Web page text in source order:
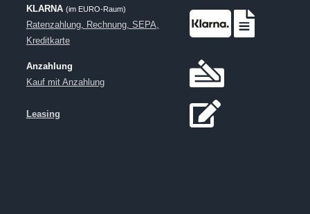
KLARNA (im EURO-Raum)
Ratenzahlung, Rechnung, SEPA,
Kreditkarte
Anzahlung
Kauf mit Anzahlung
Leasing